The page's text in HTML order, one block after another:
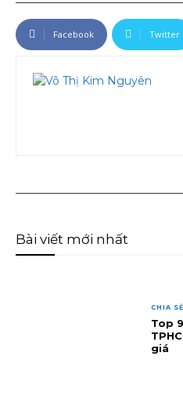
Facebook Twitter
Bài viết mới nhất
CHIA SẺ
Top
giá